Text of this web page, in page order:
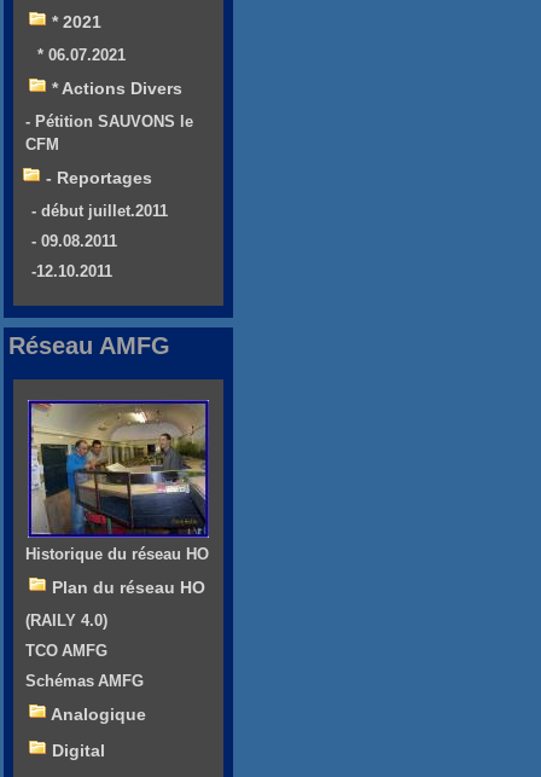
* 2021
* 06.07.2021
* Actions Divers
- Pétition SAUVONS le
CFM
- Reportages
- début juillet.2011
- 09.08.2011
-12.10.2011
Réseau AMFG
Historique du réseau HO
Plan du réseau HO
(RAILY 4.0)
TCO AMFG
Schémas AMFG
Analogique
Digital